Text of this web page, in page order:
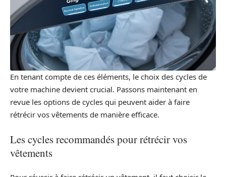
En tenant compte de ces éléments, le choix des cycles de
votre machine devient crucial. Passons maintenant en
revue les options de cycles qui peuvent aider à faire
rétrécir vos vêtements de manière efficace.
Les cycles recommandés pour rétrécir vos
vêtements